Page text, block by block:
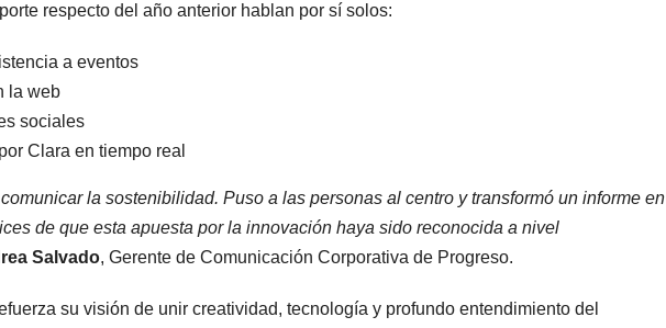
respecto del año anterior hablan por sí solos:
a eventos
la web
sociales
Clara en tiempo real
la sostenibilidad. Puso a las personas al centro y transformó un informe en
de que esta apuesta por la innovación haya sido reconocida a nivel
Salvado, Gerente de Comunicación Corporativa de Progreso.
su visión de unir creatividad, tecnología y profundo entendimiento del